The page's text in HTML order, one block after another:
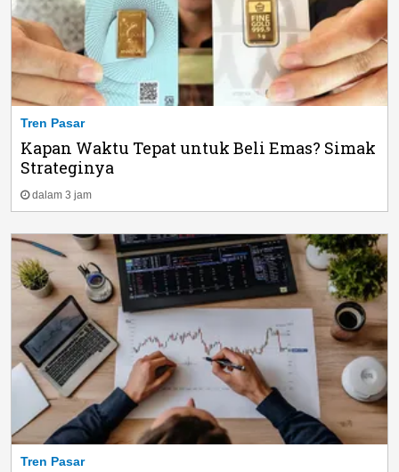
Tren Pasar
Kapan Waktu Tepat untuk Beli Emas? Simak
Strateginya
dalam 3 jam
Tren Pasar